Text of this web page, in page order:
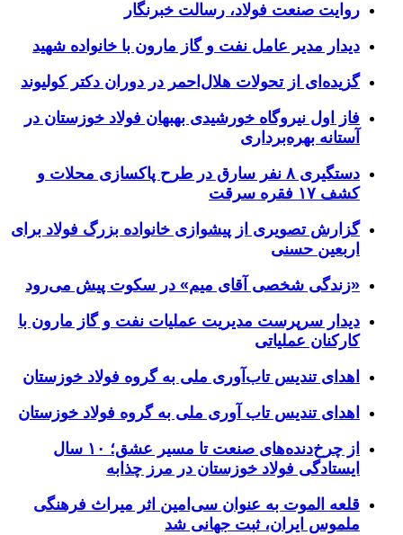
روایت صنعت فولاد،‌ رسالت خبرنگار
دیدار مدیر عامل نفت و گاز مارون با خانواده شهید
گزیده‌ای از تحولات هلال‌احمر در دوران دکتر کولیوند
فاز اول نیروگاه خورشیدی بهبهان فولاد خوزستان در
آستانه بهره‌برداری
دستگیری ۸ نفر سارق در طرح پاکسازی محلات و
کشف ۱۷ فقره سرقت
گزارش تصویری از پیشوازی خانواده بزرگ فولاد برای
اربعین حسنی
«زندگی شخصی آقای میم» در سکوت پیش می‌رود
دیدار سرپرست مدیریت عملیات نفت و گاز مارون با
کارکنان عملیاتی
اهدای تندیس تاب‌آوری ملی به گروه فولاد خوزستان
اهدای تندیس تاب آوری ملی به گروه فولاد خوزستان
از چرخ‌دنده‌های صنعت تا مسیر عشق؛ ۱۰ سال
ایستادگی فولاد خوزستان در مرز چذابه
قلعه الموت به عنوان سی‌امین اثر میراث‌ فرهنگی
ملموس ایران، ثبت جهانی شد